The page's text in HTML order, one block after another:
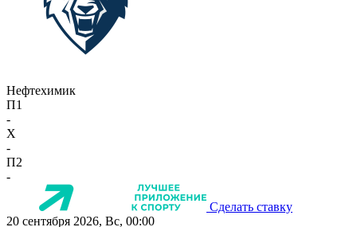
Нефтехимик
П1
-
X
-
П2
-
Сделать ставку
20 сентября 2026, Вс, 00:00